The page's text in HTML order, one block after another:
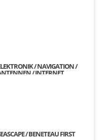
/ NAVIGATION /
/ INTERNET
/ BENETEAU FIRST